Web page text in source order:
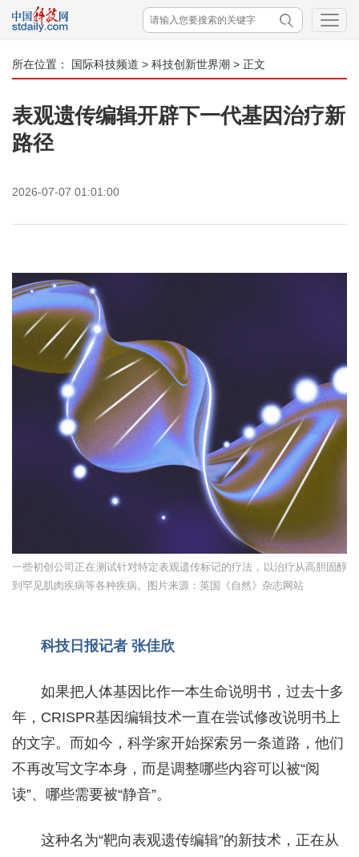
所在位置： 国际科技频道 > 科技创新世界潮 > 正文
表观遗传编辑开辟下一代基因治疗新
路径
2026-07-07 01:01:00
一些初创公司正在测试针对特定表观遗传标记的疗法，以治疗从高胆固醇
到罕见肌肉疾病等各种疾病。图片来源：英国《自然》杂志网站
科技日报记者 张佳欣
如果把人体基因比作一本生命说明书，过去十多
年，CRISPR基因编辑技术一直在尝试修改说明书上
的文字。而如今，科学家开始探索另一条道路，他们
不再改写文字本身，而是调整哪些内容可以被“阅
读”、哪些需要被“静音”。
这种名为“靶向表观遗传编辑”的新技术，正在从